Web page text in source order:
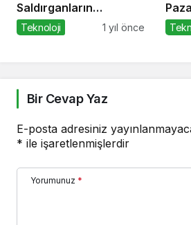
Saldırganların
Hedefinde
Teknoloji 1 yıl önce
Bir Cevap Yaz
E-posta adresiniz
* ile işaretlenmişlerdir
Yorumunuz *